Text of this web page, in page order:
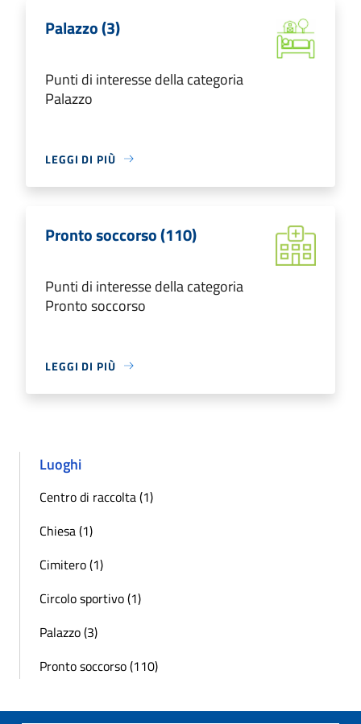
Palazzo (3)
Punti di interesse della categoria
Palazzo
LEGGI DI PIÙ
Pronto soccorso (110)
Punti di interesse della categoria
Pronto soccorso
LEGGI DI PIÙ
Luoghi
Centro di raccolta (1)
Chiesa (1)
Cimitero (1)
Circolo sportivo (1)
Palazzo (3)
Pronto soccorso (110)